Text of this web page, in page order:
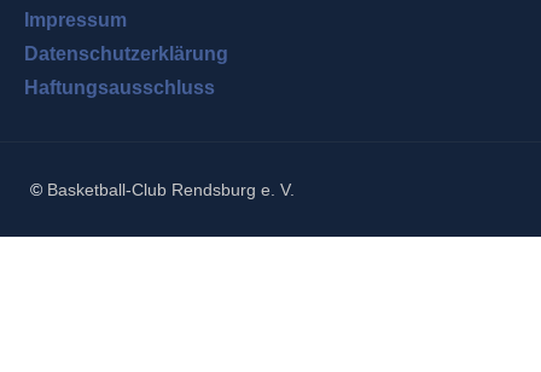
Impressum
Datenschutzerklärung
Haftungsausschluss
© Basketball-Club Rendsburg e. V.